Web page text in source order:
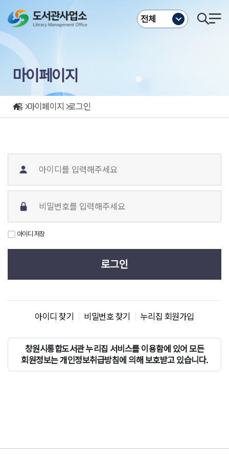
전체
마이페이지
홈 마이페이지 로그인
아이디 저장
로그인
아이디 찾기 비밀번호 찾기 누리집 회원가입
창원시통합도서관 누리집 서비스를 이용함에 있어 모든
회원정보는 개인정보취급방침에 의해 보호받고 있습니다.